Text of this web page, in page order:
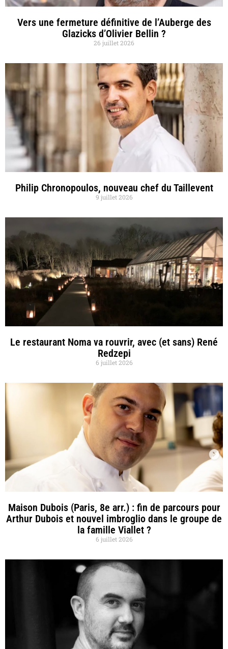
Vers une fermeture définitive de l’Auberge des
Glazicks d’Olivier Bellin ?
26 juillet 2026
Philip Chronopoulos, nouveau chef du Taillevent
9 juillet 2026
Le restaurant Noma va rouvrir, avec (et sans) René
Redzepi
6 juillet 2026
Maison Dubois (Paris, 8e arr.) : fin de parcours pour
Arthur Dubois et nouvel imbroglio dans le groupe de
la famille Viallet ?
6 juillet 2026